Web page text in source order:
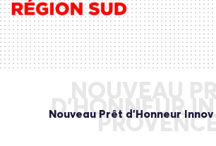
NOUVEAU
D’HONNEUR
Nouveau Prêt d’Honneur